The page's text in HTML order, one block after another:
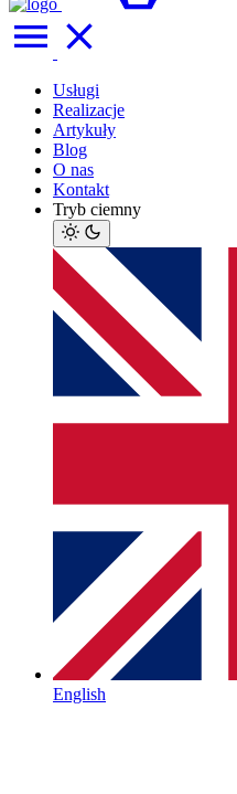
Usługi
Realizacje
Artykuły
Blog
O nas
Kontakt
Tryb ciemny
English